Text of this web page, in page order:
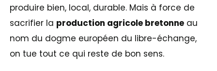
produire bien, local, durable. Mais à force de
sacrifier la production agricole bretonne au
nom du dogme européen du libre-échange,
on tue tout ce qui reste de bon sens.